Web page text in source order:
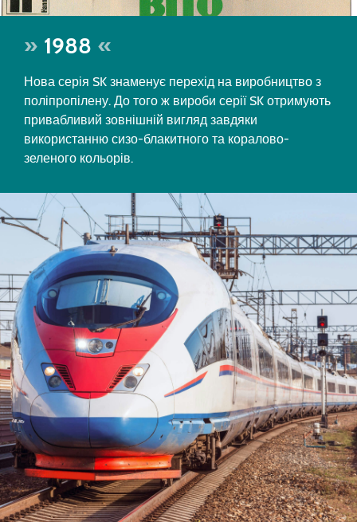
1988
Нова серія SK знаменує перехід на виробництво з
поліпропілену. До того ж вироби серії SK отримують
привабливий зовнішній вигляд завдяки
використанню сизо-блакитного та коралово-
зеленого кольорів.